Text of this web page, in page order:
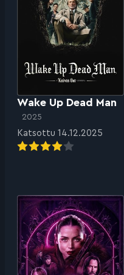
Wake Up Dead Man
2025
Katsottu 14.12.2025